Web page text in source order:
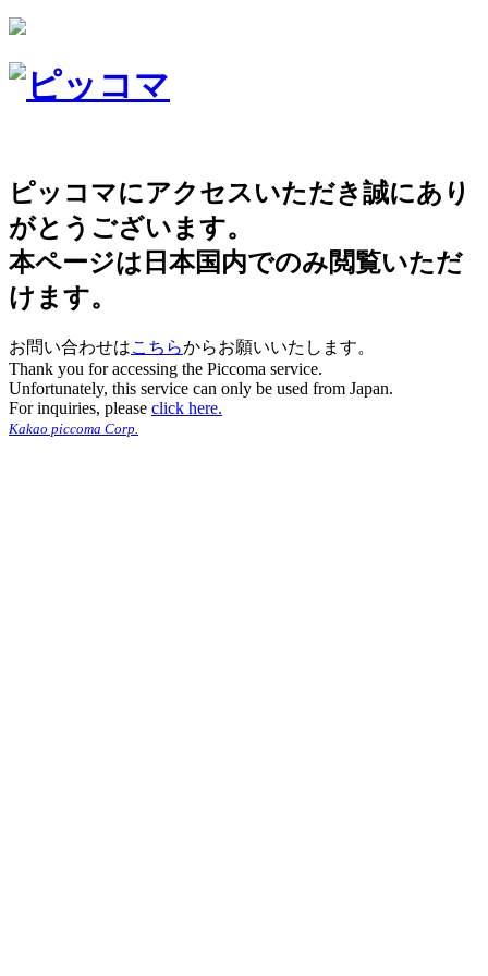
ピッコマにアクセスいただき誠にあり
がとうございます。
本ページは日本国内でのみ閲覧いただ
けます。
お問い合わせはこちらからお願いいたします。
Thank you for accessing the Piccoma service.
Unfortunately, this service can only be used from Japan.
For inquiries, please click here.
Kakao piccoma Corp.